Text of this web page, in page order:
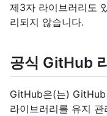
제3자 라이브러리도
리되지 않습니다.
공식 GitHub
GitHub은(는) GitHub
라이브러리를 유지